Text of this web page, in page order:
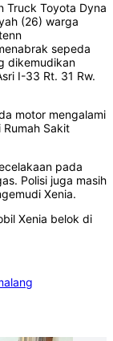
Truck Toyota Dyna
(26) warga
sepeda
dikemudikan
I-33 Rt. 31 Rw.
motor mengalami
Sakit
pada
Polisi juga masih
Xenia.
Xenia belok di